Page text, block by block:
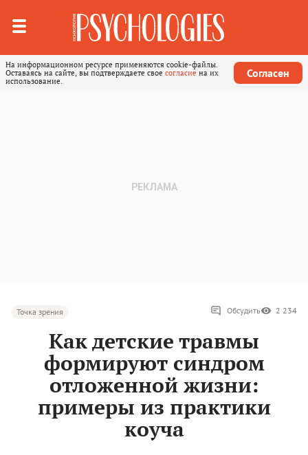
На информационном ресурсе применяются cookie-файлы.
Оставаясь на сайте, вы подтверждаете свое согласие на их
использование.
Согласен
Точка зрения Обсудить 2 234
Как детские травмы
формируют синдром
отложенной жизни:
примеры из практики
коуча